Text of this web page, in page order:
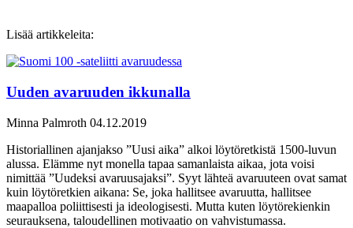
Lisää artikkeleita:
Uuden avaruuden ikkunalla
Minna Palmroth 04.12.2019
Historiallinen ajanjakso ”Uusi aika” alkoi löytöretkistä 1500-luvun
alussa. Elämme nyt monella tapaa samanlaista aikaa, jota voisi
nimittää ”Uudeksi avaruusajaksi”. Syyt lähteä avaruuteen ovat samat
kuin löytöretkien aikana: Se, joka hallitsee avaruutta, hallitsee
maapalloa poliittisesti ja ideologisesti. Mutta kuten löytörekienkin
seurauksena, taloudellinen motivaatio on vahvistumassa.